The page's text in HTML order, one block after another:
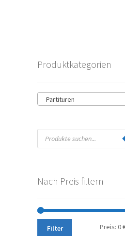
Produktkategorien
Partituren
Products
search
Nach Preis filtern
Filter Preis: 0